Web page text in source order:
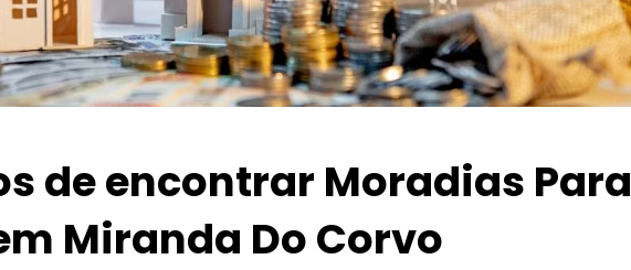
de encontrar Moradias Para
Miranda Do Corvo